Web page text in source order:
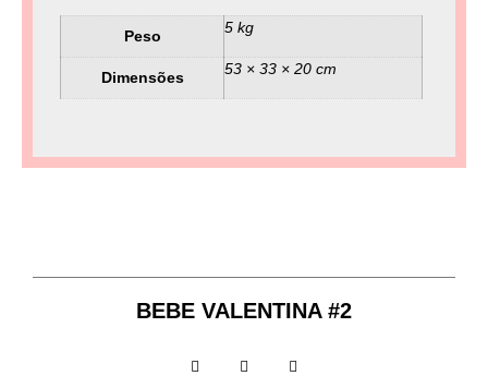
Peso 5 kg
Dimensões 53 × 33 × 20 cm
BEBE VALENTINA #2